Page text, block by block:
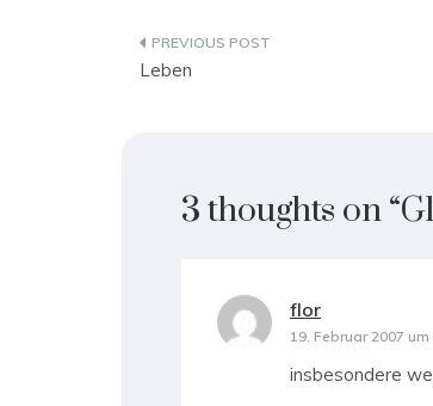
Beitragsnavigation
Leben
3 thoughts on “
flor
19. Februar 2007 um
insbesondere